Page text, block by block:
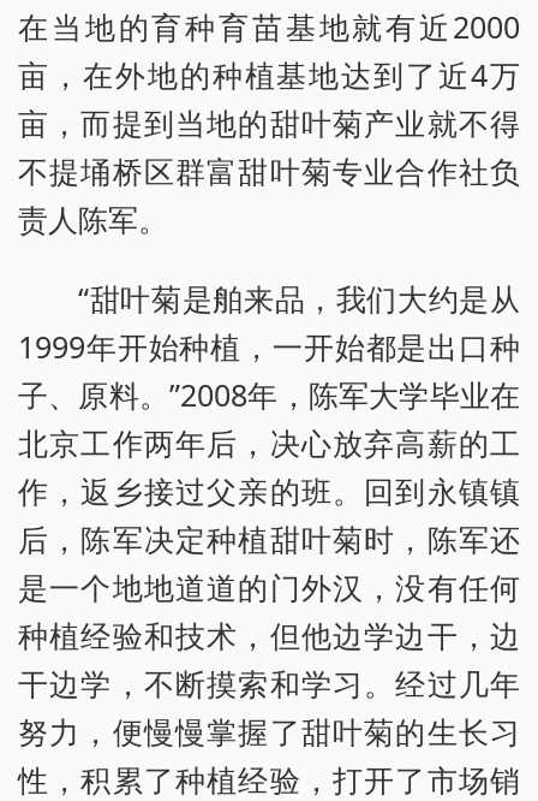
在当地的育种育苗基地就有近2000
亩，在外地的种植基地达到了近4万
亩，而提到当地的甜叶菊产业就不得
不提埇桥区群富甜叶菊专业合作社负
责人陈军。
“甜叶菊是舶来品，我们大约是从
1999年开始种植，一开始都是出口种
子、原料。”2008年，陈军大学毕业在
北京工作两年后，决心放弃高薪的工
作，返乡接过父亲的班。回到永镇镇
后，陈军决定种植甜叶菊时，陈军还
是一个地地道道的门外汉，没有任何
种植经验和技术，但他边学边干，边
干边学，不断摸索和学习。经过几年
努力，便慢慢掌握了甜叶菊的生长习
性，积累了种植经验，打开了市场销